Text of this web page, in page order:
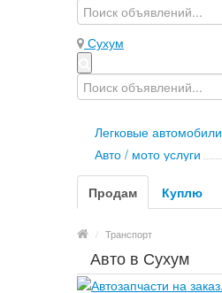
Сухум
Легковые автомобили
Авто / мото услуги
Продам Куплю
/ Транспорт
Авто в Сухум